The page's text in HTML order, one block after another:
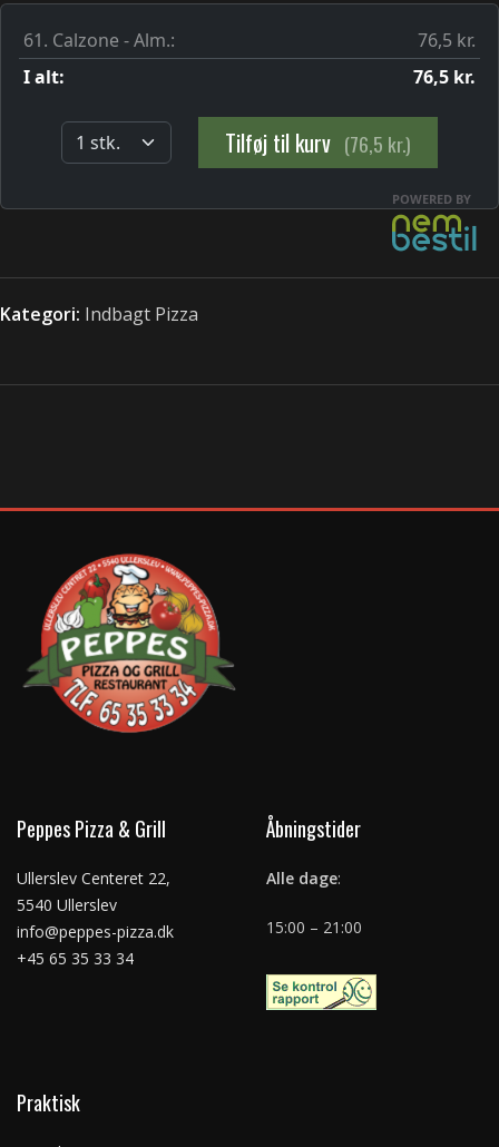
Kategori: Indbagt Pizza
Peppes Pizza & Grill
Ullerslev Centeret 22,
5540 Ullerslev
info@peppes-pizza.dk
+45 65 35 33 34
Åbningstider
Alle dage:
15:00 – 21:00
Praktisk